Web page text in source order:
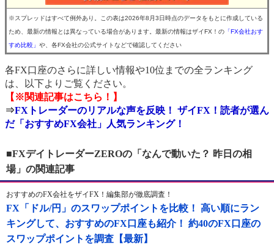
※スプレッドはすべて例外あり。この表は2026年8月3日時点のデータをもとに作成している
ため、最新の情報とは異なっている場合があります。最新の情報はザイFX！の 「FX会社おす
すめ比較」 や、各FX会社の公式サイトなどで確認してください
各FX口座のさらに詳しい情報や10位までの全ランキング
は、以下よりご覧ください。
【※関連記事はこちら！】
⇒FXトレーダーのリアルな声を反映！ ザイFX！読者が選ん
だ「おすすめFX会社」人気ランキング！
■FXデイトレーダーZEROの「なんで動いた？ 昨日の相
場」の関連記事
おすすめのFX会社をザイFX！編集部が徹底調査！
FX「ドル/円」のスワップポイントを比較！ 高い順にラン
キングして、おすすめのFX口座も紹介！ 約40のFX口座の
スワップポイントを調査【最新】